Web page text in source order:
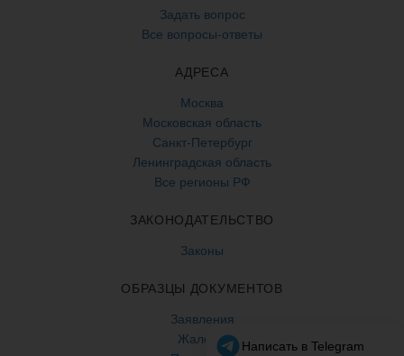
Задать вопрос
Все вопросы-ответы
АДРЕСА
Москва
Московская область
Санкт-Петербург
Ленинградская область
Все регионы РФ
ЗАКОНОДАТЕЛЬСТВО
Законы
ОБРАЗЦЫ ДОКУМЕНТОВ
Заявления
Жалобы